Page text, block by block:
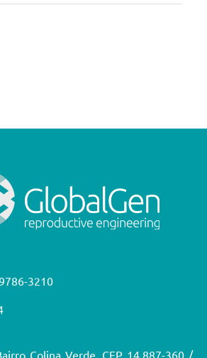
3210
Colina Verde. CEP 14.887-360 /